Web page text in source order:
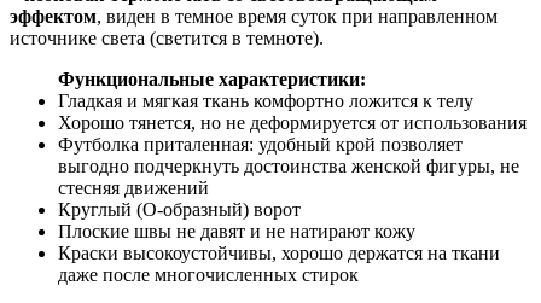
эффектом, виден в темное время суток при направленном
источнике света (светится в темноте).
Функциональные характеристики:
Гладкая и мягкая ткань комфортно ложится к телу
Хорошо тянется, но не деформируется от использования
Футболка приталенная: удобный крой позволяет
выгодно подчеркнуть достоинства женской фигуры, не
стесняя движений
Круглый (O-образный) ворот
Плоские швы не давят и не натирают кожу
Краски высокоустойчивы, хорошо держатся на ткани
даже после многочисленных стирок